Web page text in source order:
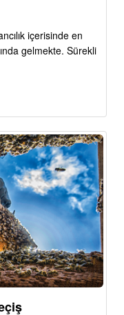
içerisinde en
gelmekte. Sürekli